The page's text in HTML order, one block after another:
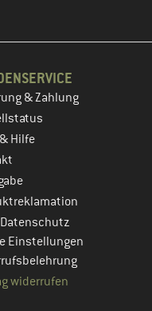
& Zahlung
Hilfe
Datenschutz
Einstellungen
widerrufen